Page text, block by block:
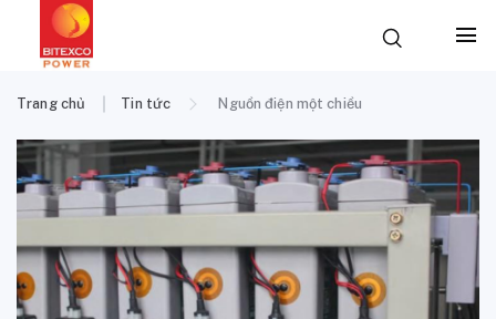
Trang chủ Tin tức Nguồn điện một chiều